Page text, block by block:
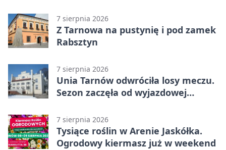
7 sierpnia 2026
Z Tarnowa na pustynię i pod zamek
Rabsztyn
7 sierpnia 2026
Unia Tarnów odwróciła losy meczu.
Sezon zaczęła od wyjazdowej
7 sierpnia 2026
Tysiące roślin w Arenie Jaskółka.
Ogrodowy kiermasz już w weekend